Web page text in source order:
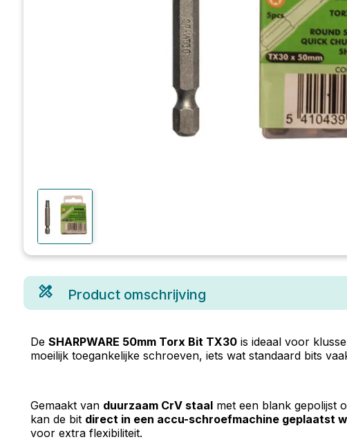
Product omschrijving
De SHARPWARE 50mm Torx Bit TX30is ideaal voor
moeilijk toegankelijke schroeven, iets wat standaard bits
Gemaakt van duurzaam CrV staalmet een blank gepolijst
kan de bit direct in een accu-schroefmachine geplaatst
voor extra flexibiliteit.